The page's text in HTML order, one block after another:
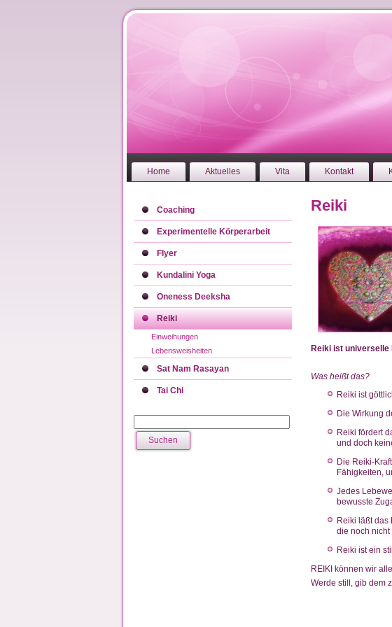
Home Aktuelles Vita Kontakt
Coaching
Experimentelle Körperarbeit
Flyer
Kundalini Yoga
Oneness Deeksha
Reiki
Einweihungen
Lebensweisheiten
Sat Nam Rasayan
Tai Chi
Reiki
Reiki ist universelle
Was heißt das?
Reiki ist
Die Wirkung
Reiki fördert
und doch
Die Reiki-
Fähigkeiten,
Jedes
bewusste
Reiki läßt das
die noch
Reiki ist ein
REIKI können wir
Werde still, gib dem